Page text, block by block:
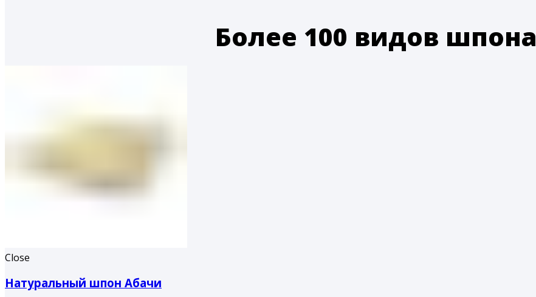
Более 100 видов шпона
Close
Натуральный шпон Абачи